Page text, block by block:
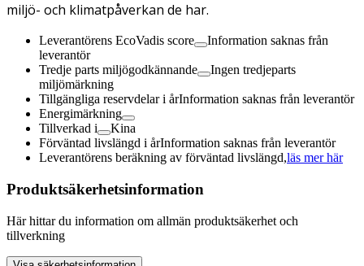
miljö- och klimatpåverkan de har.
Leverantörens EcoVadis score
Information saknas från
leverantör
Tredje parts miljögodkännande
Ingen tredjeparts
miljömärkning
Tillgängliga reservdelar i årInformation saknas från leverantör
Energimärkning
Tillverkad i
Kina
Förväntad livslängd i årInformation saknas från leverantör
Leverantörens beräkning av förväntad livslängd,läs mer här
Produktsäkerhetsinformation
Här hittar du information om allmän produktsäkerhet och
tillverkning